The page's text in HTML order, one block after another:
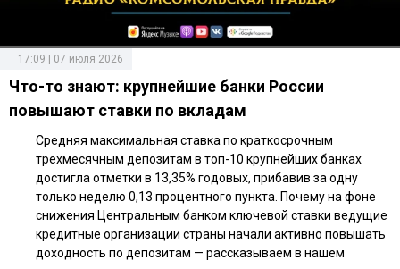
17:09 | 07 июля 2026
Что-то знают: крупнейшие банки России
повышают ставки по вкладам
Средняя максимальная ставка по краткосрочным
трехмесячным депозитам в топ-10 крупнейших банках
достигла отметки в 13,35% годовых, прибавив за одну
только неделю 0,13 процентного пункта. Почему на фоне
снижения Центральным банком ключевой ставки ведущие
кредитные организации страны начали активно повышать
доходность по депозитам — рассказываем в нашем